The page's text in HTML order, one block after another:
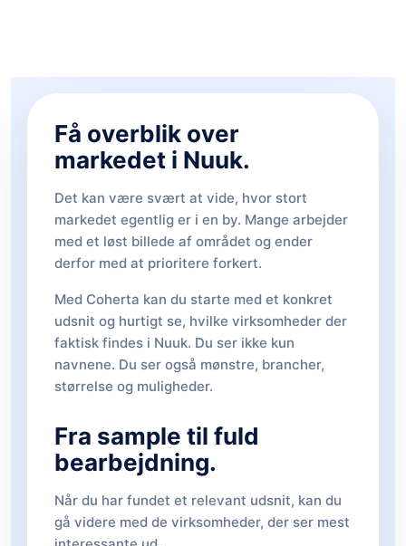
Få overblik over
markedet i Nuuk.
Det kan være svært at vide, hvor stort
markedet egentlig er i en by. Mange arbejder
med et løst billede af området og ender
derfor med at prioritere forkert.
Med Coherta kan du starte med et konkret
udsnit og hurtigt se, hvilke virksomheder der
faktisk findes i Nuuk. Du ser ikke kun
navnene. Du ser også mønstre, brancher,
størrelse og muligheder.
Fra sample til fuld
bearbejdning.
Når du har fundet et relevant udsnit, kan du
gå videre med de virksomheder, der ser mest